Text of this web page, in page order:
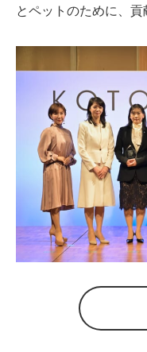
とペットのために、貢